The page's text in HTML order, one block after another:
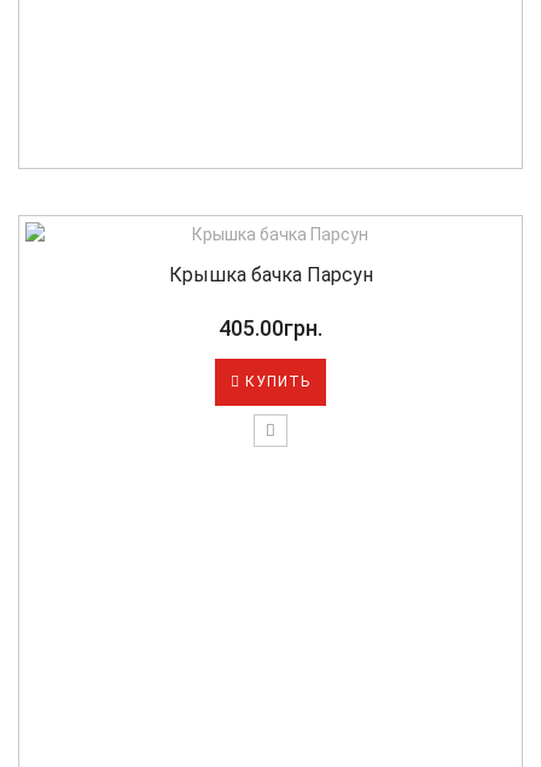
Крышка бачка Парсун
405.00грн.
КУПИТЬ